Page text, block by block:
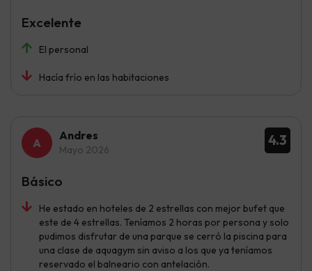
El personal
Hacía frío en las habitaciones
Excelente
4.3
Andres
Mayo 2026
He estado en hoteles de 2 estrellas con mejor bufet que
este de 4 estrellas. Teníamos 2 horas por persona y solo
pudimos disfrutar de una parque se cerró la piscina para
una clase de aquagym sin aviso a los que ya teníamos
reservado el balneario con antelación.
Básico